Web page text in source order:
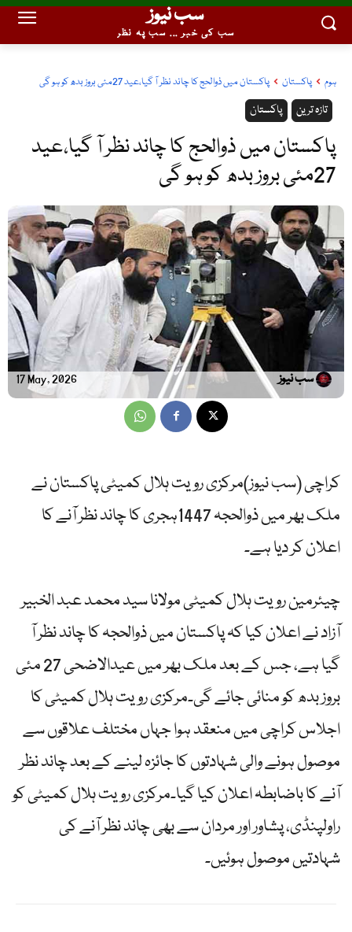
سب نیوز
سب کی خبر ... سب پہ نظر
ہوم پاکستان پاکستان میں ذوالحج کا چاند نظر آ گیا،عید 27مئی بروز بدھ کو ہو گی
پاکستان تازہ ترین
پاکستان میں ذوالحج کا چاند نظر آ گیا،عید
27مئی بروز بدھ کو ہو گی
17 May, 2026 سب نیوز
کراچی (سب نیوز)مرکزی رویت ہلال کمیٹی پاکستان نے
ملک بھر میں ذوالحجہ 1447ہجری کا چاند نظر آنے کا
اعلان کر دیا ہے۔
چیئرمین رویت ہلال کمیٹی مولانا سید محمد عبد الخبیر
آزاد نے اعلان کیا کہ پاکستان میں ذوالحجہ کا چاند نظر آ
گیا ہے، جس کے بعد ملک بھر میں عیدالاضحی 27 مئی
بروز بدھ کو منائی جائے گی۔مرکزی رویت ہلال کمیٹی کا
اجلاس کراچی میں منعقد ہوا جہاں مختلف علاقوں سے
موصول ہونے والی شہادتوں کا جائزہ لینے کے بعد چاند نظر
آنے کا باضابطہ اعلان کیا گیا۔مرکزی رویت ہلال کمیٹی کو
راولپنڈی، پشاور اور مردان سے بھی چاند نظر آنے کی
شہادتیں موصول ہوئیں۔